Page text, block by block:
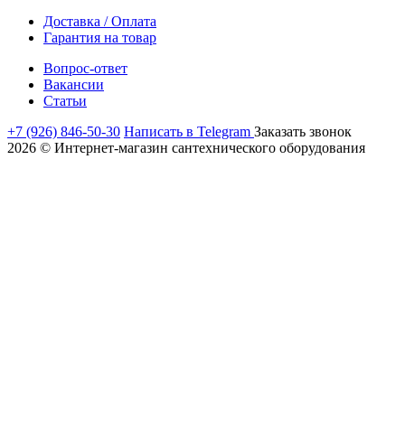
Доставка / Оплата
Гарантия на товар
Вопрос-ответ
Вакансии
Статьи
+7 (926) 846-50-30 Написать в Telegram Заказать звонок
2026 © Интернет-магазин сантехнического оборудования